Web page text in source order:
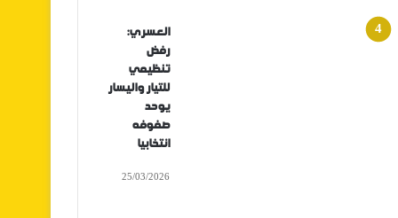
العسري:
رفض
تنظيمي
للتيار واليسار
يوحد
صفوفه
انتخابيا
25/03/2026